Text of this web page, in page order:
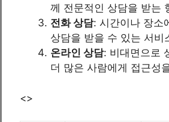
께 전문적인 상담을 받는
전화 상담: 시간이나 장소
상담을 받을 수 있는 서비
온라인 상담: 비대면으로
더 많은 사람에게 접근성
<>